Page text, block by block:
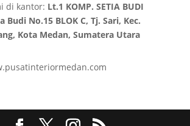
di kantor: Lt.1 KOMP. SETIA BUDI
Budi No.15 BLOK C, Tj. Sari, Kec.
Kota Medan, Sumatera Utara